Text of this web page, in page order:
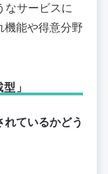
なサービスに
機能や得意分野
」
ているかどう